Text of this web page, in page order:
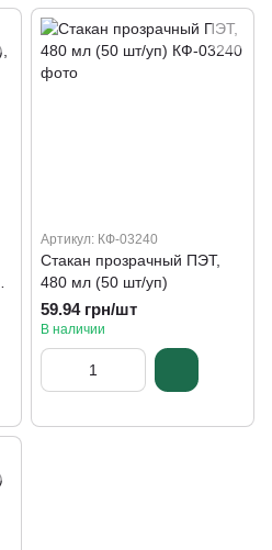
Артикул: КФ-03240
Стакан прозрачный ПЭТ,
480 мл (50 шт/уп)
59.94 грн/шт
В наличии